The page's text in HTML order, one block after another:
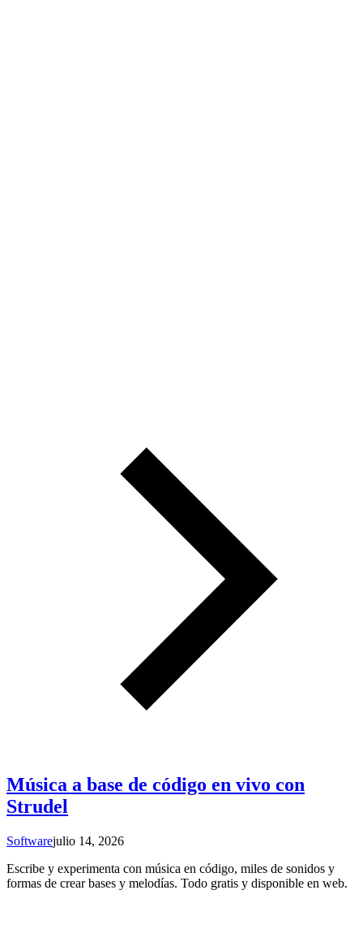
Música a base de código en vivo con
Strudel
Softwarejulio 14, 2026
Escribe y experimenta con música en código, miles de sonidos y
formas de crear bases y melodías. Todo gratis y disponible en web.